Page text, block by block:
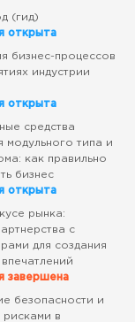
(гид)
открыта
бизнес-процессов
индустрии
открыта
средства
модульного типа и
как правильно
бизнес
открыта
рынка:
с
для создания
завершена
безопасности и
рисками в